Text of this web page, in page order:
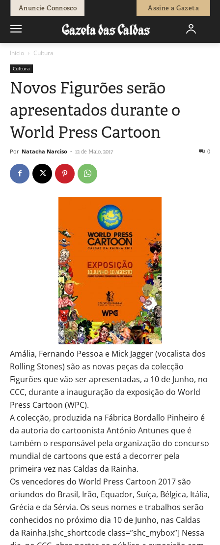
Anuncie Connosco Assine a Gazeta
Início Cultura
Cultura
Novos Figurões serão
apresentados durante o
World Press Cartoon
Por Natacha Narciso - 12 de Maio, 2017 0
Amália, Fernando Pessoa e Mick Jagger (vocalista dos
Rolling Stones) são as novas peças da colecção
Figurões que vão ser apresentadas, a 10 de Junho, no
CCC, durante a inauguração da exposição do World
Press Cartoon (WPC).
A colecção, produzida na Fábrica Bordallo Pinheiro é
da autoria do cartoonista António Antunes que é
também o responsável pela organização do concurso
mundial de cartoons que está a decorrer pela
primeira vez nas Caldas da Rainha.
Os vencedores do World Press Cartoon 2017 são
oriundos do Brasil, Irão, Equador, Suíça, Bélgica, Itália,
Grécia e da Sérvia. Os seus nomes e trabalhos serão
conhecidos no próximo dia 10 de Junho, nas Caldas
da Rainha.[shc_shortcode class=”shc_mybox”] Nessa